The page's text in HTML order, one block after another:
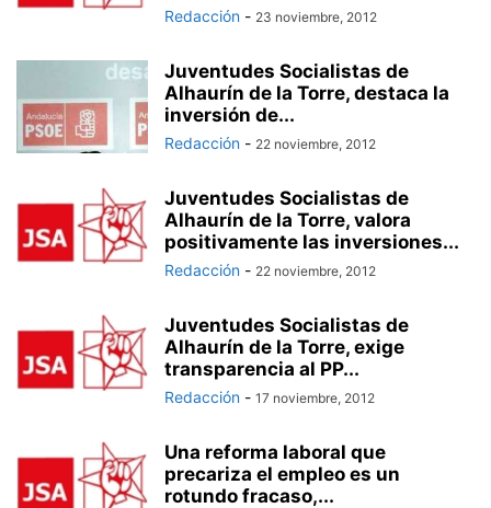
Redacción - 23 noviembre, 2012
Juventudes Socialistas de
Alhaurín de la Torre, destaca la
inversión de...
Redacción - 22 noviembre, 2012
Juventudes Socialistas de
Alhaurín de la Torre, valora
positivamente las inversiones...
Redacción - 22 noviembre, 2012
Juventudes Socialistas de
Alhaurín de la Torre, exige
transparencia al PP...
Redacción - 17 noviembre, 2012
Una reforma laboral que
precariza el empleo es un
rotundo fracaso,...